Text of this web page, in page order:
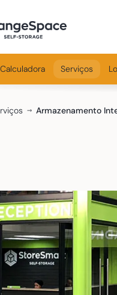
Calculadora Serviços
Armazenamento